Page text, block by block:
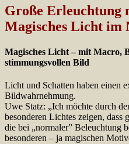
Große Erleuchtung
Magisches Licht im
Magisches Licht – mit Macro,
stimmungsvollen Bild
Licht und Schatten haben einen
Bildwahrnehmung.
Uwe Statz: „Ich möchte durch
besonderen Lichtes zeigen, dass
die bei „normaler” Beleuchtung
besonderen – ja magischen